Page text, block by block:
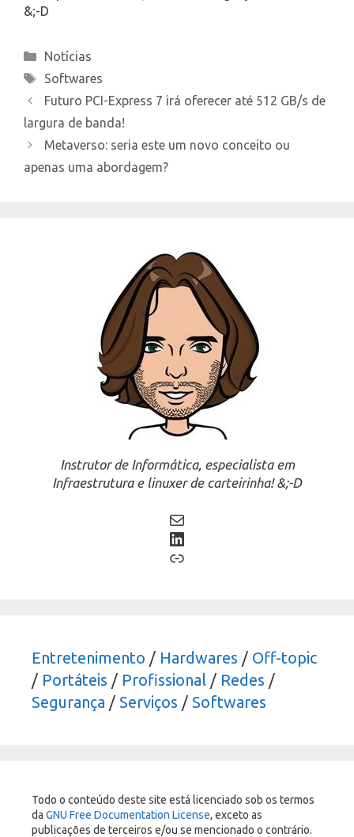
&;-D
Categories
Notícias
Tags
Softwares
Futuro PCI-Express 7 irá oferecer até 512 GB/s de
largura de banda!
Metaverso: seria este um novo conceito ou
apenas uma abordagem?
Instrutor de Informática, especialista em
Infraestrutura e linuxer de carteirinha! &;-D
Mail
LinkedIn
Link
Entretenimento / Hardwares / Off-topic
/ Portáteis / Profissional / Redes /
Segurança / Serviços / Softwares
Todo o conteúdo deste site está licenciado sob os termos
da GNU Free Documentation License, exceto as
publicações de terceiros e/ou se mencionado o contrário.